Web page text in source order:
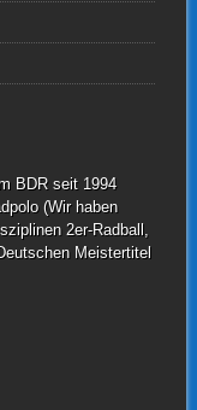
BDR seit 1994
(Wir haben
2er-Radball,
Meistertitel